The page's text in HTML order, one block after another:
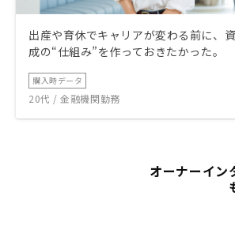
出産や育休でキャリアが変わる前に、
成の“仕組み”を作っておきたかった。
購入時データ
20代 / 金融機関勤務
オーナーイン